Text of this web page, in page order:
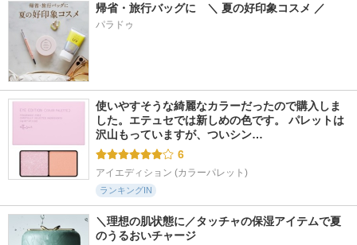
帰省・旅行バッグに　＼ 夏の好印象コスメ ／
パラドゥ
使いやすそうな綺麗なカラーだったので購入しま
した。エテュセでは新しめの色です。 パレットは
沢山もっていますが、ついシン…
6
アイエディション (カラーパレット)
ランキングIN
＼理想の肌状態に／タッチャの保湿アイテムで夏
のうるおいチャージ